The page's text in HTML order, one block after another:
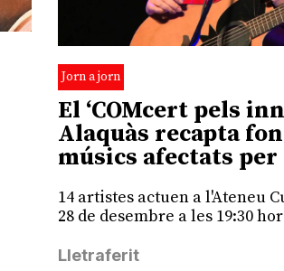
Jorn a jorn
El ‘COMcert pels
Alaquàs recapta
músics afectats per
14 artistes actuen a l'Ateneu
28 de desembre a les 19:30
Lletraferit